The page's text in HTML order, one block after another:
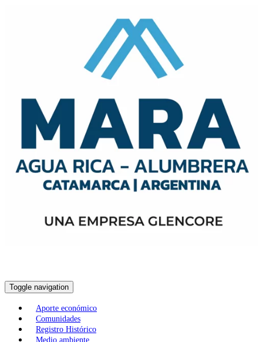
Toggle navigation
Aporte económico
Comunidades
Registro Histórico
Medio ambiente